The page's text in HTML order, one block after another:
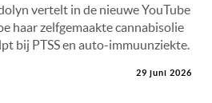
vertelt in de nieuwe YouTube
haar zelfgemaakte cannabisolie
bij PTSS en auto-immuunziekte.
29 juni 2026